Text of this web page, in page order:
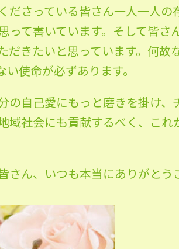
ださっている皆さん一人一人の
て書いています。そして皆さ
だきたいと思っています。何故
使命が必ずあります。
の自己愛にもっと磨きを掛け、
域社会にも貢献するべく、これ
ん、いつも本当にありがとう